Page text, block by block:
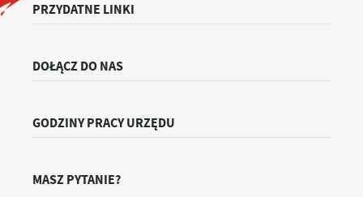
PRZYDATNE LINKI
DOŁĄCZ DO NAS
GODZINY PRACY URZĘDU
MASZ PYTANIE?